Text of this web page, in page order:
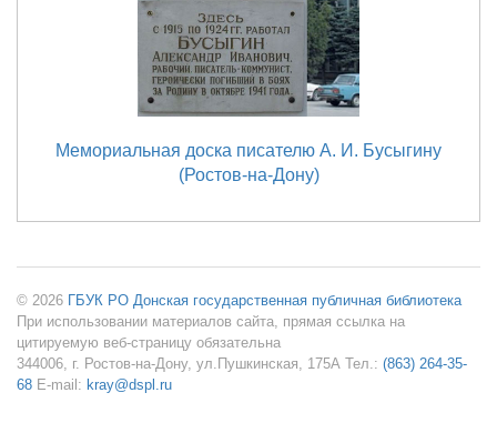
Мемориальная доска писателю А. И. Бусыгину
(Ростов-на-Дону)
© 2026 ГБУК РО Донская государственная публичная библиотека
При использовании материалов сайта, прямая ссылка на
цитируемую веб-страницу обязательна
344006, г. Ростов-на-Дону, ул.Пушкинская, 175А Тел.: (863) 264-35-
68 E-mail: kray@dspl.ru